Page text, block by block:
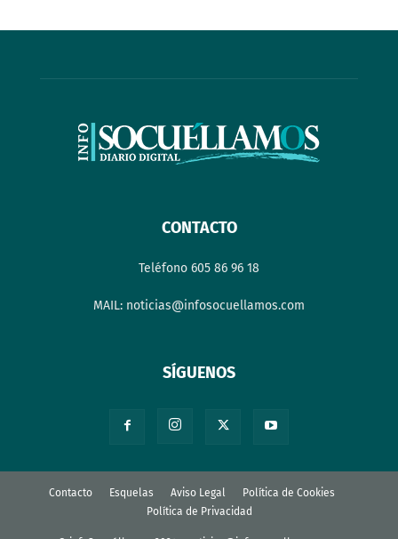
CONTACTO
Teléfono 605 86 96 18
MAIL: noticias@infosocuellamos.com
SÍGUENOS
Contacto Esquelas Aviso Legal
Política de Cookies
Política de Privacidad